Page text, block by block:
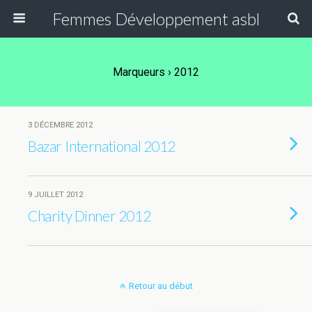
Femmes Développement asbl
Marqueurs › 2012
3 DÉCEMBRE 2012
Bazar International 2012
9 JUILLET 2012
Charity Dinner 2012
Retour au début